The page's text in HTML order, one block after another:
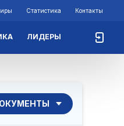
Статистика Контакты
ЛИДЕРЫ